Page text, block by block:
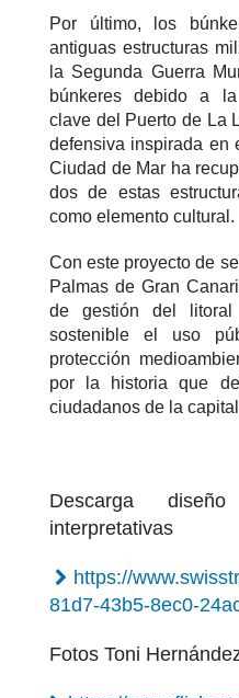
Por último, los
antiguas estructuras
la Segunda Guerra
búnkeres debido a la
clave del Puerto de La
defensiva inspirada en
Ciudad de Mar ha
dos de estas
como elemento cultural.
Con este proyecto de
Palmas de Gran
de gestión del
sostenible el uso
protección
por la historia que
ciudadanos de la
Descarga
interpretativas
https://
81d7-43b5-8ec0-
Fotos Toni